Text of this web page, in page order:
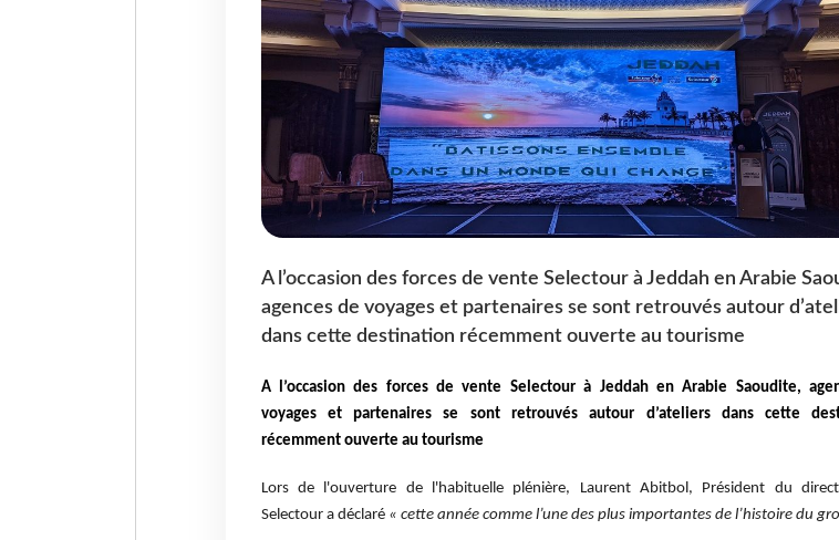
A l’occasion des forces de vente Selectour à Jeddah en Arabie
agences de voyages et partenaires se sont retrouvés autour
dans cette destination récemment ouverte au tourisme
A l’occasion des forces de vente Selectour à Jeddah en Arabie Saoudite,
voyages et partenaires se sont retrouvés autour d’ateliers dans cette
récemment ouverte au tourisme
Lors de l'ouverture de l'habituelle plénière, Laurent Abitbol, Président du
Selectour a déclaré « cette année comme l’une des plus importantes de l’histoire du